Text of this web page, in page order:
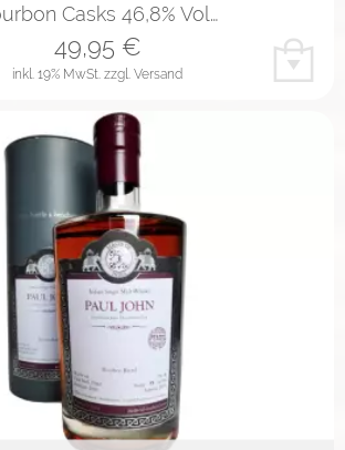
Casks 46,8% Vol…
inkl. 19% MwSt. zzgl. Versand
49,95 €